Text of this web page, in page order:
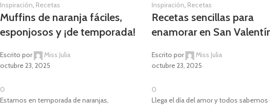
Inspiración, Recetas
Muffins de naranja fáciles,
esponjosos y ¡de temporada!
Escrito por
Miss Julia
octubre 23, 2025
0
Estamos en temporada de naranjas,
Inspiración, Recetas
Recetas sencillas para
enamorar en San
Escrito por
Miss Julia
octubre 23, 2025
0
Llega el día del amor y todos sabemos